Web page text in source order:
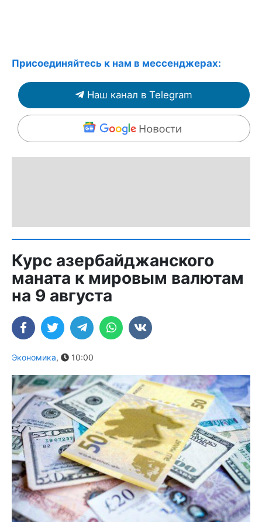
Присоединяйтесь к нам в мессенджерах:
Наш канал в Telegram
Курс азербайджанского
маната к мировым валютам
на 9 августа
Экономика, 10:00